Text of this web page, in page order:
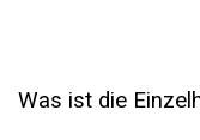
Was ist die